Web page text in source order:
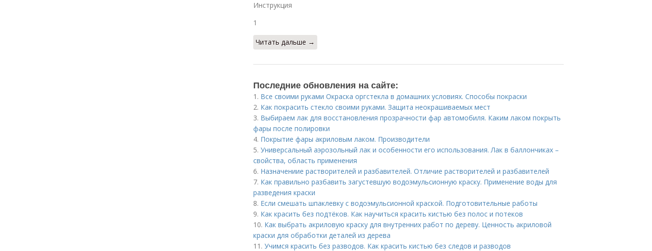
Инструкция
1
Читать дальше →
Последние обновления на сайте:
1. Все своими руками Окраска оргстекла в домашних условиях. Способы покраски
2. Как покрасить стекло своими руками. Защита неокрашиваемых мест
3. Выбираем лак для восстановления прозрачности фар автомобиля. Каким лаком покрыть
фары после полировки
4. Покрытие фары акриловым лаком. Производители
5. Универсальный аэрозольный лак и особенности его использования. Лак в баллончиках –
свойства, область применения
6. Назначениие растворителей и разбавителей. Отличие растворителей и разбавителей
7. Как правильно разбавить загустевшую водоэмульсионную краску. Применение воды для
разведения краски
8. Если смешать шпаклевку с водоэмульсионной краской. Подготовительные работы
9. Как красить без подтёков. Как научиться красить кистью без полос и потеков
10. Как выбрать акриловую краску для внутренних работ по дереву. Ценность акриловой
краски для обработки деталей из дерева
11. Учимся красить без разводов. Как красить кистью без следов и разводов